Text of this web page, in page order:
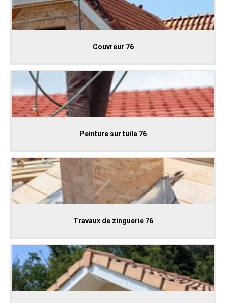
Couvreur 76
Peinture sur tuile 76
Travaux de zinguerie 76